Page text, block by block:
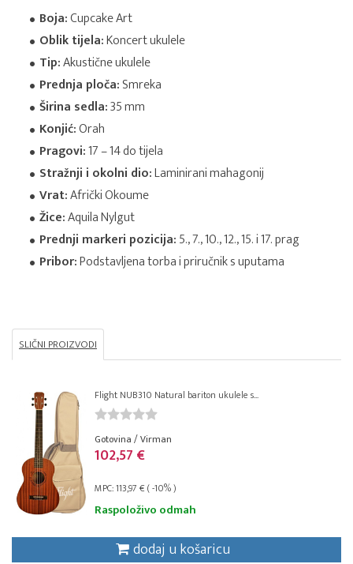
Boja:Cupcake Art
Oblik tijela:Koncert ukulele
Tip:Akustične ukulele
Prednja ploča:Smreka
Širina sedla:35 mm
Konjić:Orah
Pragovi:17 – 14 do tijela
Stražnji i okolni dio:Laminirani mahagonij
Vrat:Afrički Okoume
Žice:Aquila Nylgut
Prednji markeri pozicija:5., 7., 10., 12., 15. i 17. prag
Pribor:Podstavljena torba i priručnik s uputama
SLIČNI PROIZVODI
Flight NUB310 Natural bariton ukulele s...
Gotovina / Virman
102,57 €
MPC: 113,97 € ( -10% )
Raspoloživo odmah
dodaj u košaricu